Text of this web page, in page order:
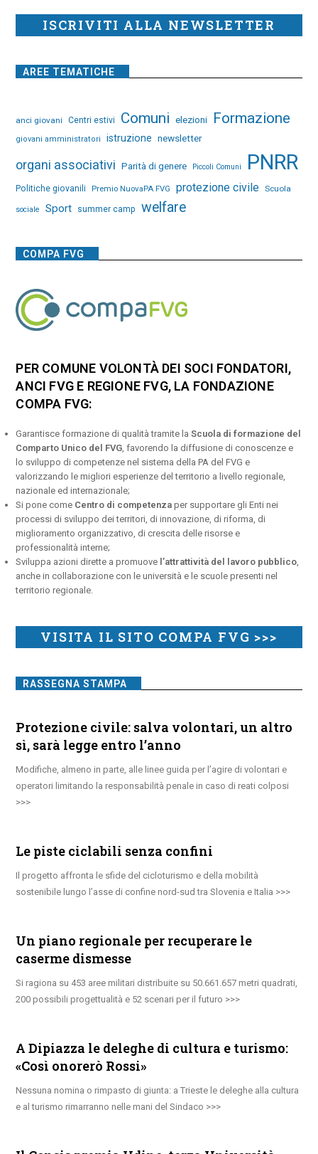
ISCRIVITI ALLA NEWSLETTER
AREE TEMATICHE
anci giovani Centri estivi Comuni elezioni Formazione
giovani amministratori istruzione newsletter
organi associativi Parità di genere Piccoli Comuni PNRR
Politiche giovanili Premio NuovaPA FVG protezione civile Scuola
sociale Sport summer camp welfare
COMPA FVG
PER COMUNE VOLONTÀ DEI SOCI FONDATORI,
ANCI FVG E REGIONE FVG, LA FONDAZIONE
COMPA FVG:
Garantisce formazione di qualità tramite laScuola di formazione del
Comparto Unico del FVG , favorendo la diffusione di conoscenze e
lo sviluppo di competenze nel sistema della PA del FVG e
valorizzando le migliori esperienze del territorio a livello regionale,
nazionale ed internazionale;
Si pone come Centro di competenza per supportare gli Enti nei
processi di sviluppo dei territori, di innovazione, di riforma, di
miglioramento organizzativo, di crescita delle risorse e
professionalità interne;
Sviluppa azioni dirette a promuove l’attrattività del lavoro pubblico
anche in collaborazione con le università e le scuole presenti nel
territorio regionale.
VISITA IL SITO COMPA FVG >>>
RASSEGNA STAMPA
Protezione civile: salva volontari, un altro
sì, sarà legge entro l’anno
Modifiche, almeno in parte, alle linee guida per l’agire di volontari e
operatori limitando la responsabilità penale in caso di reati colposi
Le piste ciclabili senza confini
Il progetto affronta le sfide del cicloturismo e della mobilità
sostenibile lungo l’asse di confine nord-sud tra Slovenia e Italia
Un piano regionale per recuperare le
caserme dismesse
Si ragiona su 453 aree militari distribuite su 50.661.657 metri quadrati,
200 possibili progettualità e 52 scenari per il futuro
A Dipiazza le deleghe di cultura e turismo:
«Così onorerò Rossi»
Nessuna nomina o rimpasto di giunta: a Trieste le deleghe alla cultura
e al turismo rimarranno nelle mani del Sindaco